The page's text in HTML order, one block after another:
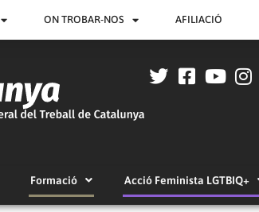
ON TROBAR-NOS AFILIACIÓ
Formació Acció Feminista LGTBIQ+